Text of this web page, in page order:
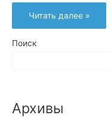
Началась
реализация
программы
здоровья»
Читать далее »
Поиск
Архивы